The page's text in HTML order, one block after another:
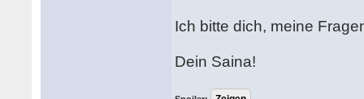
Ich bitte dich, meine
Dein Saina!